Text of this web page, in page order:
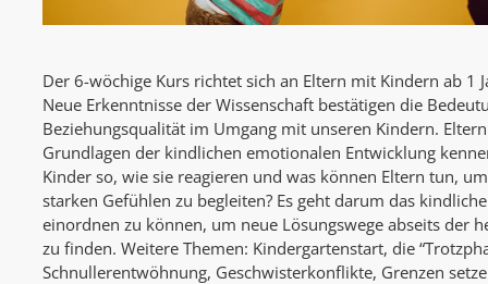
Der 6-wöchige Kurs richtet sich an Eltern mit Kindern ab 1
Neue Erkenntnisse der Wissenschaft bestätigen die
Beziehungsqualität im Umgang mit unseren Kindern.
Grundlagen der kindlichen emotionalen Entwicklung
Kinder so, wie sie reagieren und was können Eltern tun,
starken Gefühlen zu begleiten? Es geht darum das
einordnen zu können, um neue Lösungswege abseits der
zu finden. Weitere Themen: Kindergartenstart, die
Schnullerentwöhnung, Geschwisterkonflikte, Grenzen